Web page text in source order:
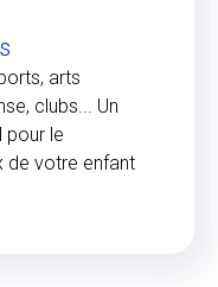
arts
clubs... Un
pour le
de votre enfant